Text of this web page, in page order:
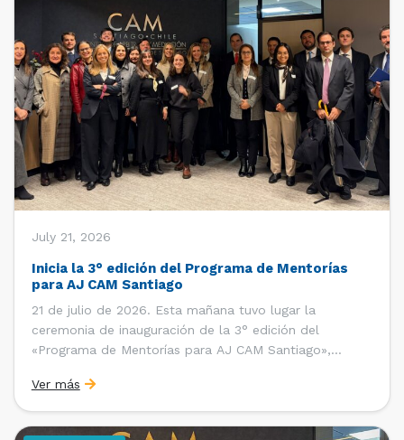
July 21, 2026
Inicia la 3° edición del Programa de Mentorías
para AJ CAM Santiago
21 de julio de 2026. Esta mañana tuvo lugar la
ceremonia de inauguración de la 3° edición del
«Programa de Mentorías para AJ CAM Santiago»,
Internacionales con el apoyo de la Dirección Ejecutiva
y la Subdirección Ejecutiva y de Asuntos
Internacionales, tras […]
Ver más